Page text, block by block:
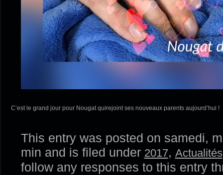
C’est le grand jour pour Nougat quirejoint ses nouveaux parents aujourd’hui !
This entry was posted on samedi,
min and is filed under 2017, Actualités
follow any responses to this entry